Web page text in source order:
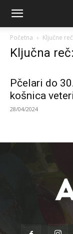
Početna Ključne
Ključna
Pčelari do
košnica
28/04/2024